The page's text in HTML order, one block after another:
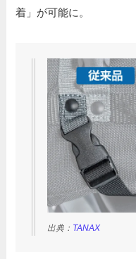
着」が可能に。
出典： TANAX